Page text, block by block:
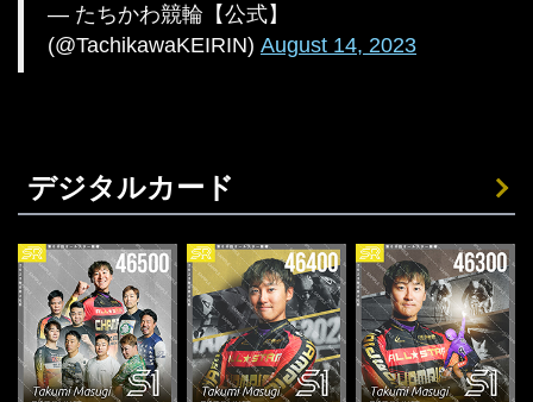
— たちかわ競輪【公式】
(@TachikawaKEIRIN) August 14, 2023
デジタルカード